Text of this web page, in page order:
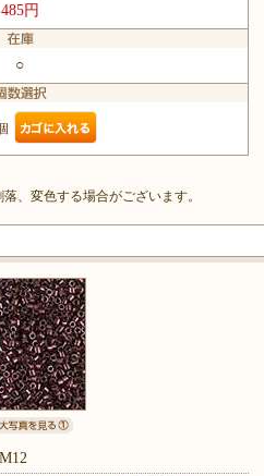
485円
○
、変色する場合がございます。